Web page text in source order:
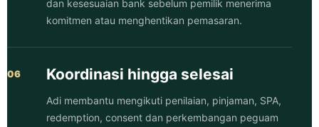
dan kesesuaian bank sebelum pemilik menerima
komitmen atau menghentikan pemasaran.
Koordinasi hingga selesai
Adi membantu mengikuti penilaian, pinjaman, SPA,
redemption, consent dan perkembangan peguam